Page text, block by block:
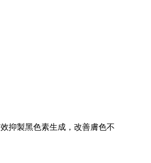
抑製黑色素生成，改善膚色不